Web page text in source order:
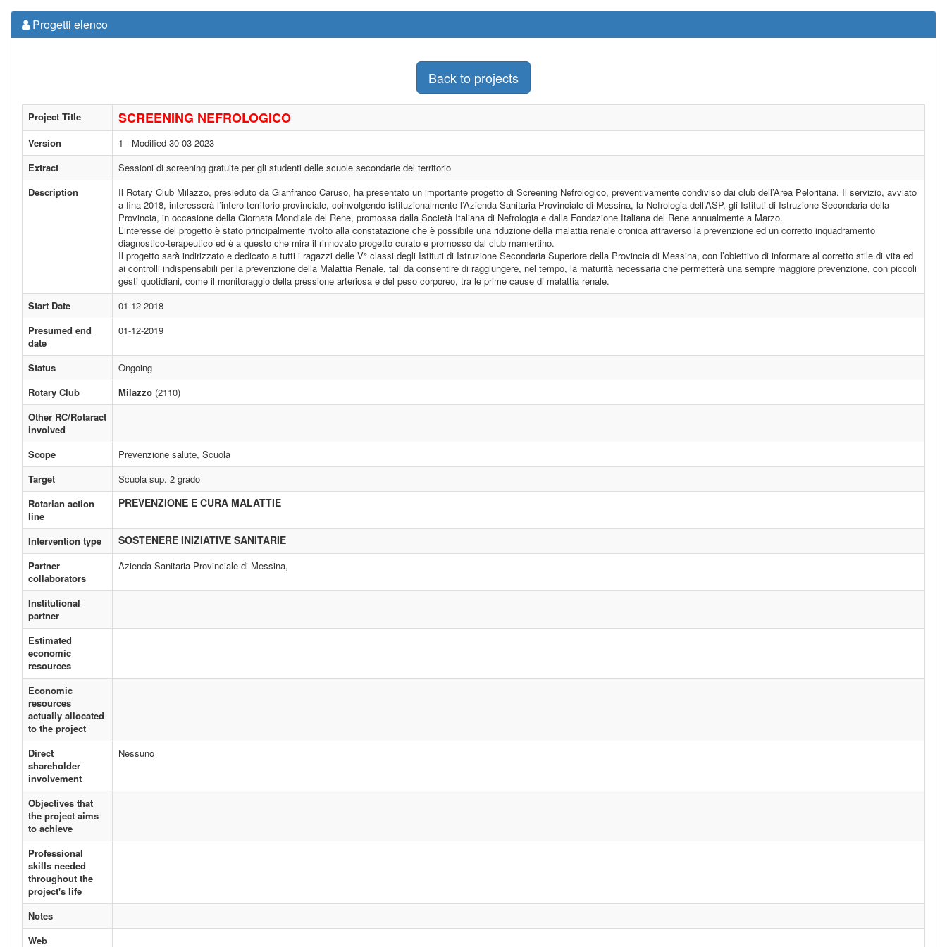
Progetti elenco
Back to projects
Project Title SCREENING NEFROLOGICO
Version
1 - Modified 30-03-2023
Extract
Sessioni di screening gratuite per gli studenti delle scuole secondarie del territorio
Description
Il Rotary Club Milazzo, presieduto da Gianfranco Caruso, ha presentato un importante progetto di Screening Nefrologico, preventivamente condiviso dai club dell’Area Peloritana. Il servizio, avviato
a fina 2018, interesserà l’intero territorio provinciale, coinvolgendo istituzionalmente l’Azienda Sanitaria Provinciale di Messina, la Nefrologia dell’ASP, gli Istituti di Istruzione Secondaria della
Provincia, in occasione della Giornata Mondiale del Rene, promossa dalla Società Italiana di Nefrologia e dalla Fondazione Italiana del Rene annualmente a Marzo.
L’interesse del progetto è stato principalmente rivolto alla constatazione che è possibile una riduzione della malattia renale cronica attraverso la prevenzione ed un corretto inquadramento
diagnostico-terapeutico ed è a questo che mira il rinnovato progetto curato e promosso dal club mamertino.
Il progetto sarà indirizzato e dedicato a tutti i ragazzi delle V° classi degli Istituti di Istruzione Secondaria Superiore della Provincia di Messina, con l’obiettivo di informare al corretto stile di vita ed
ai controlli indispensabili per la prevenzione della Malattia Renale, tali da consentire di raggiungere, nel tempo, la maturità necessaria che permetterà una sempre maggiore prevenzione, con piccoli
gesti quotidiani, come il monitoraggio della pressione arteriosa e del peso corporeo, tra le prime cause di malattia renale.
Start Date
01-12-2018
Presumed end
date
01-12-2019
Status
Ongoing
Rotary Club
Milazzo (2110)
Other RC/Rotaract
involved
Scope
Prevenzione salute, Scuola
Target
Scuola sup. 2 grado
Rotarian action
line
PREVENZIONE E CURA MALATTIE
Intervention type SOSTENERE INIZIATIVE SANITARIE
Partner
collaborators
Azienda Sanitaria Provinciale di Messina,
Institutional
partner
Estimated
economic
resources
Economic
resources
actually allocated
to the project
Direct
shareholder
involvement
Nessuno
Objectives that
the project aims
to achieve
Professional
skills needed
throughout the
project's life
Notes
Web